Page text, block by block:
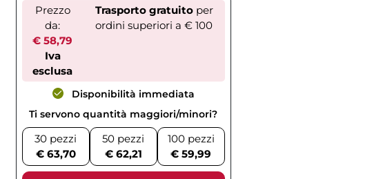
Prezzo
da:
€ 58,79
Iva
esclusa
Trasporto gratuitoper
ordini superiori a € 100
Disponibilità immediata
Ti servono quantità maggiori/minori?
30 pezzi
€ 63,70
50 pezzi
€ 62,21
100 pezzi
€ 59,99